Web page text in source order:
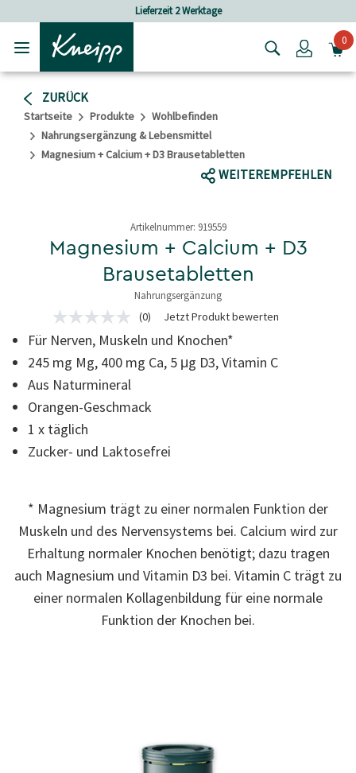
Login0
ZURÜCK
Startseite Produkte
Wohlbefinden
Nahrungsergänzung & Lebensmittel
Magnesium + Calcium + D3 Brausetabletten
WEITEREMPFEHLEN
Artikelnummer: 919559
Magnesium + Calcium + D3
Brausetabletten
Nahrungsergänzung
5 von 5 Sternen
Kein
Beurteilungswert
Link
auf
derselben
Seite.
(0) Jetzt Produkt bewerten
Für Nerven, Muskeln und Knochen*
245 mg Mg, 400 mg Ca, 5 μg D3, Vitamin C
Aus Naturmineral
Orangen-Geschmack
1 x täglich
Zucker- und Laktosefrei
* Magnesium trägt zu einer normalen Funktion der
Muskeln und des Nervensystems bei. Calcium wird zur
Erhaltung normaler Knochen benötigt; dazu tragen
auch Magnesium und Vitamin D3 bei. Vitamin C trägt zu
einer normalen Kollagenbildung für eine normale
Funktion der Knochen bei.